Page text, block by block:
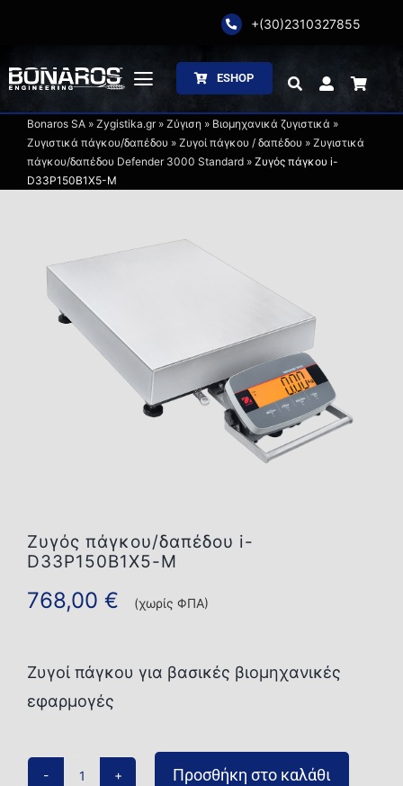
content
+(30)2310327855
Toggle
Navigation
Αρχική
Η Εταιρία
Συσκευασία
Επεξεργασία
ESHOP
Bonaros SA» Zygistika.gr» Ζύγιση » Βιομηχανικά ζυγιστικά »
Ζυγιστικά πάγκου/δαπέδου » Ζυγοί πάγκου / δαπέδου » Ζυγιστικά
πάγκου/δαπέδου Defender 3000 Standard» Ζυγός πάγκου i-
D33P150B1X5-M
Ζυγός πάγκου/δαπέδου i-
D33P150B1X5-M
768,00 € (χωρίς ΦΠΑ)
Ζυγοί πάγκου για βασικές βιομηχανικές
εφαρμογές
Προσθήκη στο καλάθι